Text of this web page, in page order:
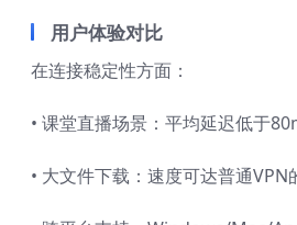
用户体验对比
在连接稳定性方面：
• 课堂直播场景：平均延迟低于
• 大文件下载：速度可达普通VPN